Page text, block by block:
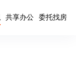
共享办公 委托找房